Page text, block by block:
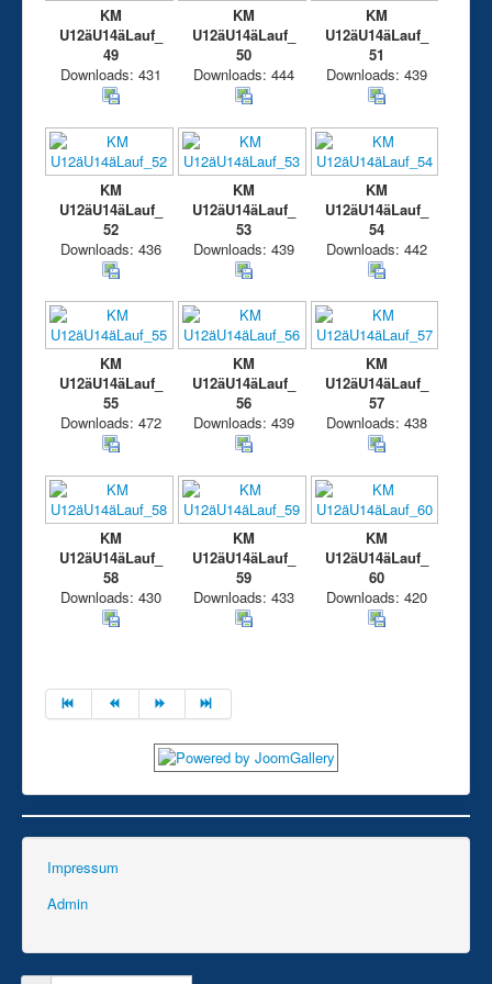
KM
U12äU14äLauf_
49
Downloads: 431
KM
U12äU14äLauf_
50
Downloads: 444
KM
U12äU14äLauf_
51
Downloads: 439
KM
U12äU14äLauf_
52
Downloads: 436
KM
U12äU14äLauf_
53
Downloads: 439
KM
U12äU14äLauf_
54
Downloads: 442
KM
U12äU14äLauf_
55
Downloads: 472
KM
U12äU14äLauf_
56
Downloads: 439
KM
U12äU14äLauf_
57
Downloads: 438
KM
U12äU14äLauf_
58
Downloads: 430
KM
U12äU14äLauf_
59
Downloads: 433
KM
U12äU14äLauf_
60
Downloads: 420
Impressum
Admin